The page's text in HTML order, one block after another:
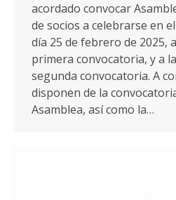
acordado convocar
de socios a celebrarse en
día 25 de febrero de 2025,
primera convocatoria, y a
segunda convocatoria. A
disponen de la
Asamblea, así como la…